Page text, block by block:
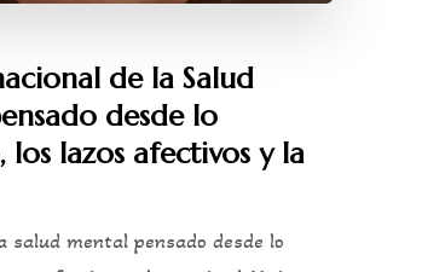
de la Salud
desde lo
los lazos afectivos y la
salud mental pensado desde lo